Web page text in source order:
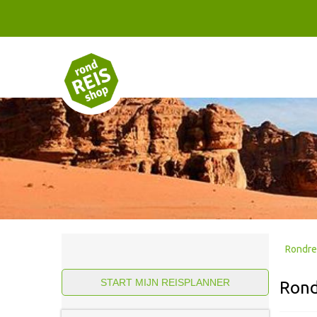
START MIJN REISPLANNER